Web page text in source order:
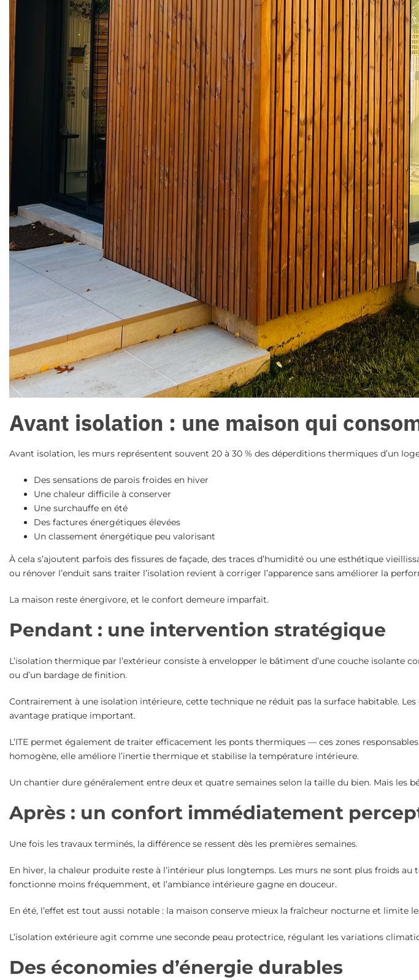
Avant isolation : une maison qui
Avant isolation, les murs représentent souvent 20 à 30 % des déperditions thermiques d’un
Des sensations de parois froides en hiver
Une chaleur difficile à conserver
Une surchauffe en été
Des factures énergétiques élevées
Un classement énergétique peu valorisant
À cela s’ajoutent parfois des fissures de façade, des traces d’humidité ou une esthétique
ou rénover l’enduit sans traiter l’isolation revient à corriger l’apparence sans améliorer la
La maison reste énergivore, et le confort demeure imparfait.
Pendant : une intervention stratégique
L’isolation thermique par l’extérieur consiste à envelopper le bâtiment d’une couche isolante
ou d’un bardage de finition.
Contrairement à une isolation intérieure, cette technique ne réduit pas la surface habitable.
avantage pratique important.
L’ITE permet également de traiter efficacement les ponts thermiques — ces zones
homogène, elle améliore l’inertie thermique et stabilise la température intérieure.
Un chantier dure généralement entre deux et quatre semaines selon la taille du bien. Mais les
Après : un confort immédiatement
Une fois les travaux terminés, la différence se ressent dès les premières semaines.
En hiver, la chaleur produite reste à l’intérieur plus longtemps. Les murs ne sont plus froids
fonctionne moins fréquemment, et l’ambiance intérieure gagne en douceur.
En été, l’effet est tout aussi notable : la maison conserve mieux la fraîcheur nocturne et
L’isolation extérieure agit comme une seconde peau protectrice, régulant les variations
Des économies d’énergie durables